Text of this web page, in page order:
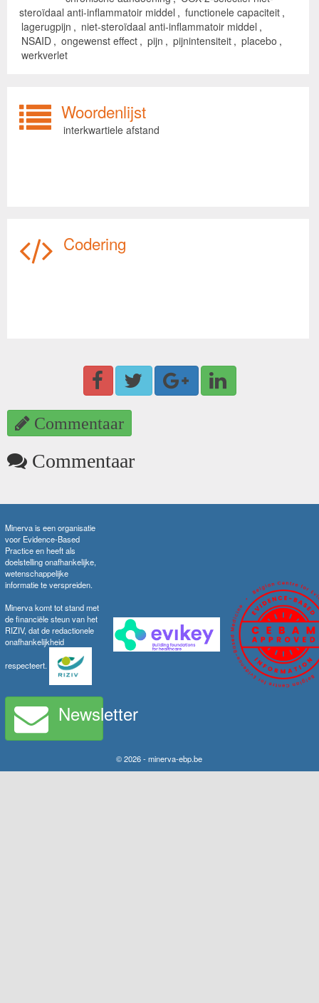
steroïdaal anti-inflammatoir middel , functionele capaciteit ,
lagerugpijn , niet-steroïdaal anti-inflammatoir middel ,
NSAID , ongewenst effect , pijn , pijnintensiteit , placebo ,
werkverlet
Woordenlijst
interkwartiele afstand
Codering
Commentaar
Commentaar
Minerva is een organisatie
voor Evidence-Based
Practice en heeft als
doelstelling onafhankelijke,
wetenschappelijke
informatie te verspreiden.
Minerva komt tot stand met
de financiële steun van het
RIZIV, dat de redactionele
onafhankelijkheid
respecteert.
Newsletter
© 2026 - minerva-ebp.be